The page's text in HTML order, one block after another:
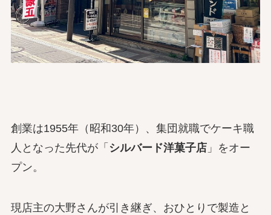
創業は1955年（昭和30年）、集団就職でケーキ職
人となった先代が「 シルバード洋菓子店」をオー
プン。
現店主の大野さんが引き継ぎ、おひとりで製造と